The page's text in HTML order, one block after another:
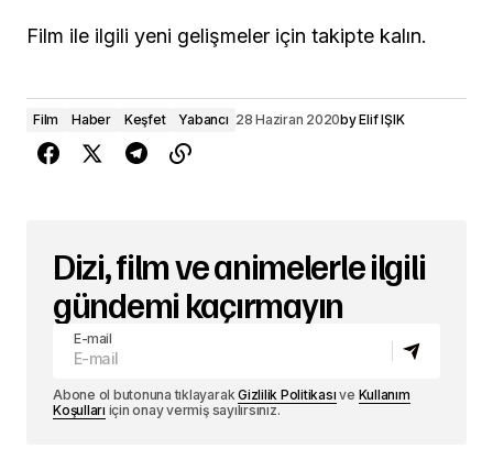
Film ile ilgili yeni gelişmeler için takipte kalın.
Film Haber Keşfet Yabancı 28 Haziran 2020byElif IŞIK
Dizi, film ve animelerle ilgili
gündemi kaçırmayın
E-mail
Abone ol butonuna tıklayarakGizlilik Politikası ve Kullanım
Koşulları için onay vermiş sayılırsınız.